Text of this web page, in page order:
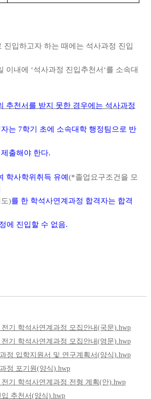
진입하고자 하는 때에는 석사과정 진입
이내에 ‘석사과정 진입추천서 ‘를 소속대
추천서를 받지 못한 경우에는 석사과정
는 7학기 초에 소속대학 행정팀으로 반
출해야 한다.
학사학위취득 유예 (*졸업요구조건을 모
)를 한 학석사연계과정 합격자는 합격
에 진입할 수 없음.
전기 학석사연계과정 모집안내(국문).hwp
전기 학석사연계과정 모집안내(영문).hwp
정 입학지원서 및 연구계획서(양식).hwp
정 포기원(양식).hwp
전기 학석사연계과정 전형 계획(안).hwp
추천서(양식).hwp